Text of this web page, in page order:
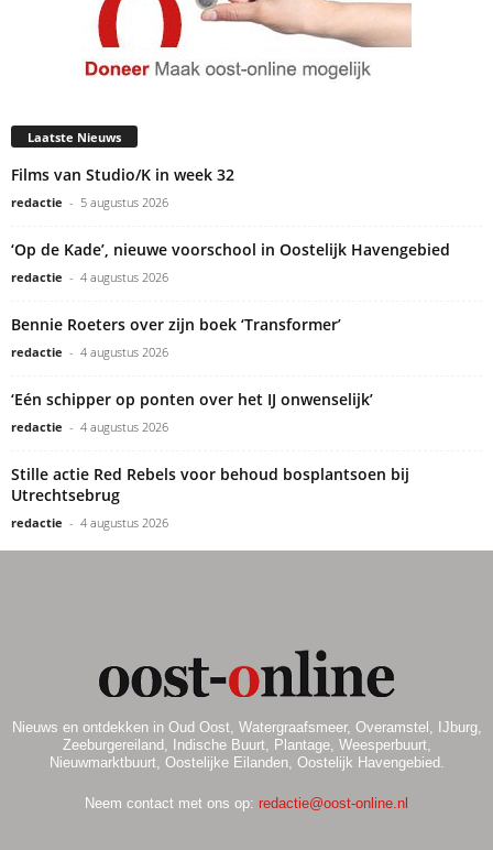
Laatste Nieuws
Films van Studio/K in week 32
redactie - 5 augustus 2026
‘Op de Kade’, nieuwe voorschool in Oostelijk Havengebied
redactie - 4 augustus 2026
Bennie Roeters over zijn boek ‘Transformer’
redactie - 4 augustus 2026
‘Eén schipper op ponten over het IJ onwenselijk’
redactie - 4 augustus 2026
Stille actie Red Rebels voor behoud bosplantsoen bij
Utrechtsebrug
redactie - 4 augustus 2026
Nieuws en ontdekken in Oud Oost, Watergraafsmeer, Overamstel, IJburg,
Zeeburgereiland, Indische Buurt, Plantage, Weesperbuurt,
Nieuwmarktbuurt, Oostelijke Eilanden, Oostelijk Havengebied.
Neem contact met ons op: redactie@oost-online.nl